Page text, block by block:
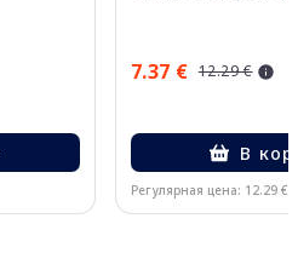
7.37 € 12.29 €
В
Регулярная цена: 12.29 €